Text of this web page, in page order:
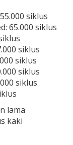
siklus
65.000 siklus
siklus
siklus
siklus
siklus
lama
kaki